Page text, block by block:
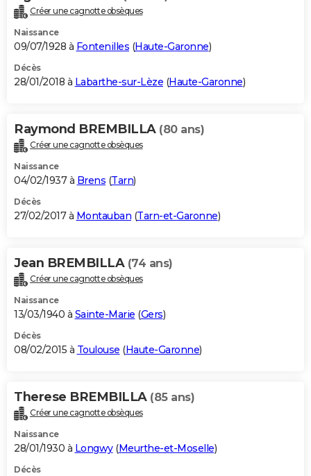
Créer une cagnotte obsèques
Naissance
09/07/1928 à Fontenilles (Haute-Garonne)
Décès
28/01/2018 à Labarthe-sur-Lèze (Haute-Garonne)
Raymond BREMBILLA (80 ans)
Créer une cagnotte obsèques
Naissance
04/02/1937 à Brens (Tarn)
Décès
27/02/2017 à Montauban (Tarn-et-Garonne)
Jean BREMBILLA (74 ans)
Créer une cagnotte obsèques
Naissance
13/03/1940 à Sainte-Marie (Gers)
Décès
08/02/2015 à Toulouse (Haute-Garonne)
Therese BREMBILLA (85 ans)
Créer une cagnotte obsèques
Naissance
28/01/1930 à Longwy(Meurthe-et-Moselle)
Décès